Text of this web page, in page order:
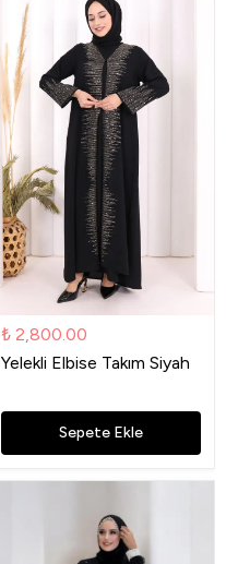
₺ 2,800.00
Yelekli Elbise Takım Siyah
Sepete Ekle